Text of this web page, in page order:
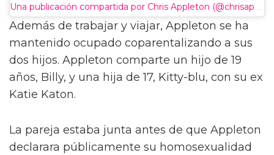
Además de trabajar y viajar, Appleton se ha
mantenido ocupado coparentalizando a sus
dos hijos. Appleton comparte un hijo de 19
años, Billy, y una hija de 17, Kitty-blu, con su ex
Katie Katon.
La pareja estaba junta antes de que Appleton
declarara públicamente su homosexualidad